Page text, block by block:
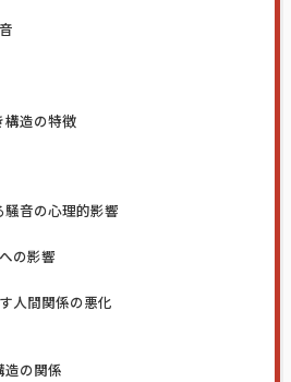
構造の特徴
音の心理的影響
の影響
人間関係の悪化
造の関係